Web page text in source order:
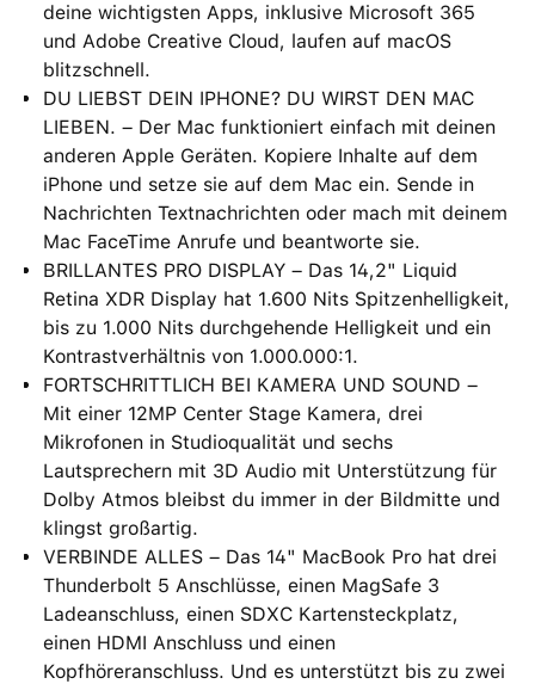
deine wichtigsten Apps, inklusive Microsoft 365
und Adobe Creative Cloud, laufen auf macOS
blitzschnell.
DU LIEBST DEIN IPHONE? DU WIRST DEN MAC
LIEBEN. – Der Mac funktioniert einfach mit deinen
anderen Apple Geräten. Kopiere Inhalte auf dem
iPhone und setze sie auf dem Mac ein. Sende in
Nachrichten Textnachrichten oder mach mit deinem
Mac FaceTime Anrufe und beantworte sie.
BRILLANTES PRO DISPLAY – Das 14,2" Liquid
Retina XDR Display hat 1.600 Nits Spitzenhelligkeit,
bis zu 1.000 Nits durchgehende Helligkeit und ein
Kontrastverhältnis von 1.000.000:1.
FORTSCHRITTLICH BEI KAMERA UND SOUND –
Mit einer 12MP Center Stage Kamera, drei
Mikrofonen in Studioqualität und sechs
Lautsprechern mit 3D Audio mit Unterstützung für
Dolby Atmos bleibst du immer in der Bildmitte und
klingst großartig.
VERBINDE ALLES – Das 14" MacBook Pro hat drei
Thunderbolt 5 Anschlüsse, einen MagSafe 3
Ladeanschluss, einen SDXC Kartensteckplatz,
einen HDMI Anschluss und einen
Kopfhöreranschluss. Und es unterstützt bis zu zwei